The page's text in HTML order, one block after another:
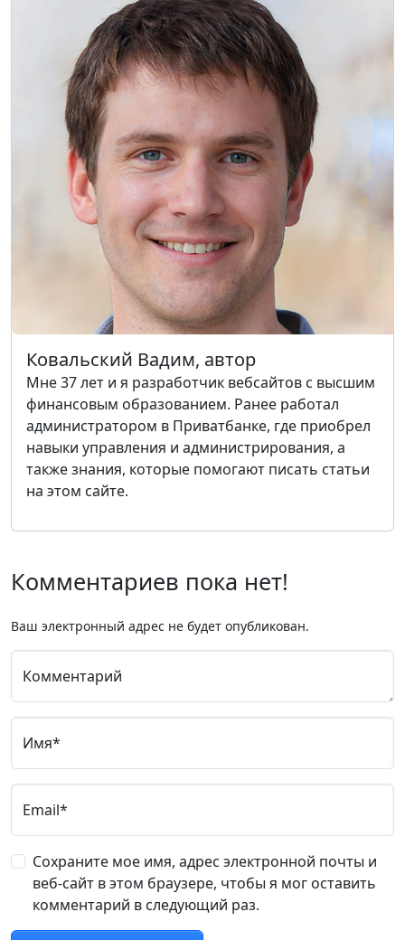
Ковальский Вадим, автор
Мне 37 лет и я разработчик вебсайтов с высшим
финансовым образованием. Ранее работал
администратором в Приватбанке, где приобрел
навыки управления и администрирования, а
также знания, которые помогают писать статьи
на этом сайте.
Комментариев пока нет!
Ваш электронный адрес не будет опубликован.
Комментарий
Имя*
Email*
Сохраните мое имя, адрес электронной почты и
веб-сайт в этом браузере, чтобы я мог оставить
комментарий в следующий раз.